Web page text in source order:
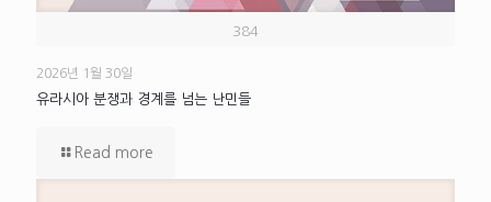
384
2026년 1월 30일
유라시아 분쟁과 경계를 넘는 난민들
Read more